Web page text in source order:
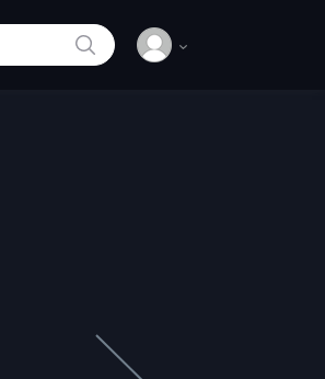
SEARCH